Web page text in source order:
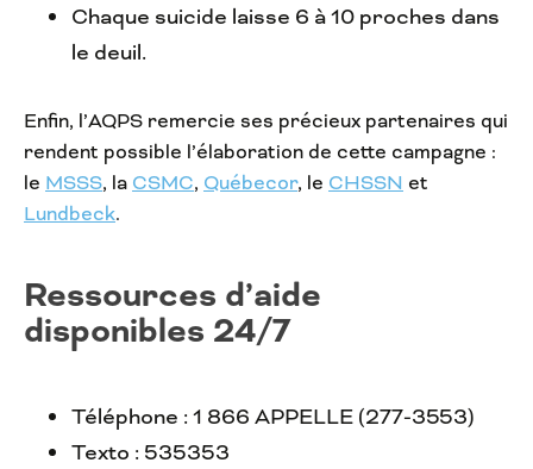
Chaque suicide laisse 6 à 10 proches dans
le deuil.
Enfin, l’AQPS remercie ses précieux partenaires qui
rendent possible l’élaboration de cette campagne :
le MSSS, la CSMC, Québecor, le CHSSN et
Lundbeck.
Ressources d’aide
disponibles 24/7
Téléphone : 1 866 APPELLE (277-3553)
Texto : 535353